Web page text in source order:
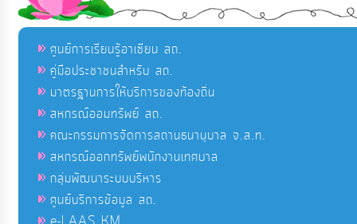
ศูนย์การเรียนรู้อาเซียน สถ.
คู่มือประชาชนสำหรับ สถ.
มาตรฐานการให้บริการของท้องถิ่น
สหกรณ์ออมทรัพย์ สถ.
คณะกรรมการจัดการสถานธนานุบาล จ.ส.ท.
สหกรณ์ออกทรัพย์พนักงานเทศบาล
กลุ่มพัฒนาระบบบริหาร
ศูนย์บริการข้อมูล สถ.